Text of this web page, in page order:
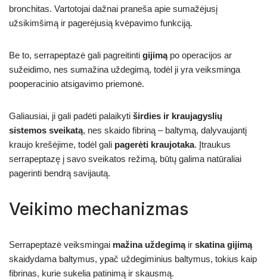
bronchitas. Vartotojai dažnai praneša apie sumažėjusį
užsikimšimą ir pagerėjusią kvėpavimo funkciją.
Be to, serrapeptazė gali pagreitinti gijimąpo operacijos ar
sužeidimo, nes sumažina uždegimą, todėl ji yra veiksminga
pooperacinio atsigavimo priemonė.
Galiausiai, ji gali padėti palaikyti širdies ir kraujagyslių
sistemos sveikatą, nes skaido fibriną – baltymą, dalyvaujantį
kraujo krešėjime, todėl gali pagerėti kraujotaka. Įtraukus
serrapeptazę į savo sveikatos režimą, būtų galima natūraliai
pagerinti bendrą savijautą.
Veikimo mechanizmas
Serrapeptazė veiksmingai mažina uždegimąir skatina gijimą
skaidydama baltymus, ypač uždegiminius baltymus, tokius kaip
fibrinas, kurie sukelia patinimą ir skausmą.